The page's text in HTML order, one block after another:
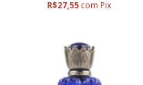
R$27,55 com Pix